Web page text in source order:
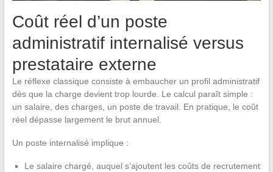
Coût réel d’un poste
administratif internalisé versus
prestataire externe
Le réflexe classique consiste à embaucher un profil administratif
dès que la charge devient trop lourde. Le calcul paraît simple :
un salaire, des charges, un poste de travail. En pratique, le coût
réel dépasse largement le brut annuel.
Un poste internalisé implique :
Le salaire chargé, auquel s’ajoutent les coûts de recrutement